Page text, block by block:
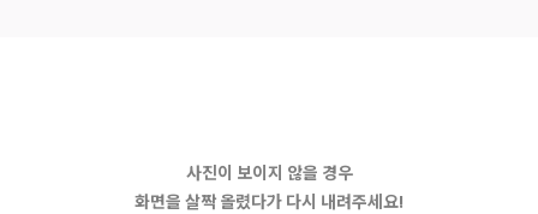
사진이 보이지 않을 경우
화면을 살짝 올렸다가 다시 내려주세요!